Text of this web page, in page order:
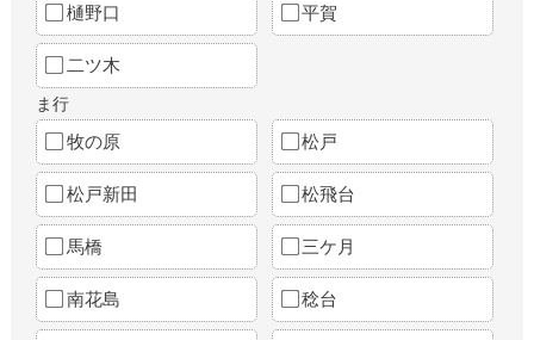
樋野口 平賀
二ツ木
ま行
牧の原 松戸
松戸新田 松飛台
馬橋 三ケ月
南花島 稔台